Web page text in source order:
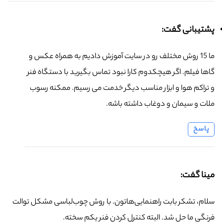
پشتیبانی گفت:
ما 15 روش مختلف رو در سایت آموزش دادیم به همراه عکس و
گاها فیلم. اگر هیچکدوم کارا نبود تماس بگیرید با دستگاه فنر
و تراکم هوا و ابزار مناسب دیگر خدمت می رسیم. ممکنه رسوب
ملات و سیمان و دوغاب داشته باشه.
پاسخ
مینا گفت:
سلام، تشکر بابت راهنمایی‌هاتون. با روش چوب‌لباسی مشکل توالت
فرنگی ما حل شد. البته کنترل کردن فنر یکم سخته.